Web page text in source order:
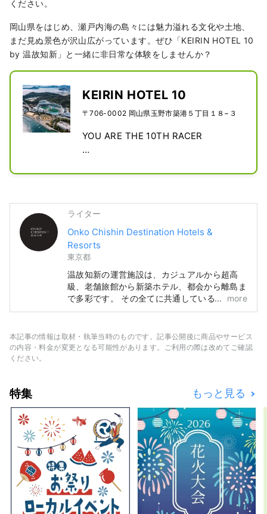
ください。
岡山県をはじめ、瀬戸内海の島々には魅力溢れる文化や土地、
まだ見ぬ景色が沢山広がっています。ぜひ「KEIRIN HOTEL 10
by 温故知新」と一緒に非日常な体験をしませんか？
KEIRIN HOTEL 10
〒706-0002 岡山県玉野市築港５丁目１８−３
YOU ARE THE 10TH RACER
祝祭の瞬間を目の前で
日本初 スタジアム一体型ホテル
ライター
Onko Chishin Destination Hotels &
Resorts
東京都
温故知新の運営施設は、カジュアルから超高
級、老舗旅館から新築ホテル、都会から離島ま
で多彩です。 その全てに共通しているのは、
他に類例のない個性があること。 私達はそれ
ドで独自の宿泊コンセプトを立てています。
more
本記事の情報は取材・執筆当時のものです。記事公開後に商品やサービス
の内容・料金が変更となる可能性があります。ご利用の際は改めてご確認
ください。
特集 もっと見る